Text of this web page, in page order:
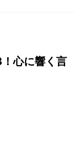
心に響く言